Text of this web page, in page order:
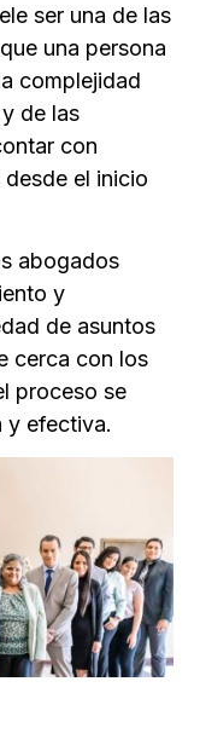
ser una de las
una persona
complejidad
de las
con
el inicio
abogados
y
de asuntos
cerca con los
proceso se
y efectiva.